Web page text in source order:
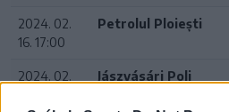
2024. 02.
16. 17:00
Petrolul Ploiești
2024. 02.
Jászvásári Poli